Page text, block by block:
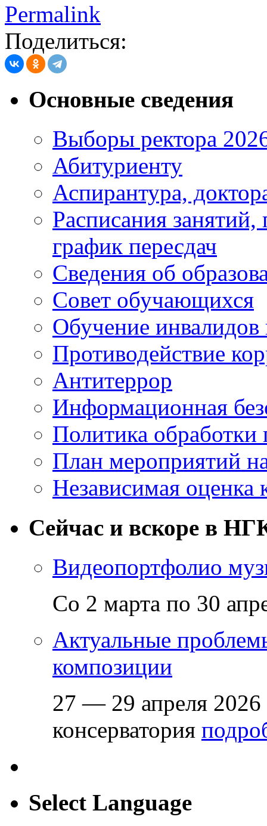
Permalink
Поделиться:
Основные сведения
Выборы ректора
Абитуриенту
Аспирантура,
Расписания
график пересдач
Сведения об
Совет обучающихся
Обучение
Противодействие
Антитеррор
Информационная
Политика
План мероприятий
Независимая оценка
Сейчас и вскоре в
Видеопортфолио
Со 2 марта по 30
Актуальные
композиции
27 — 29 апреля 2026
консерватория
Select Language